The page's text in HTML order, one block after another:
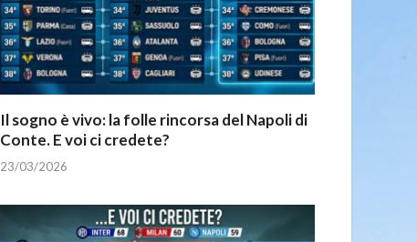
Il sogno è vivo: la folle rincorsa del Napoli di
Conte. E voi ci credete?
23/03/2026